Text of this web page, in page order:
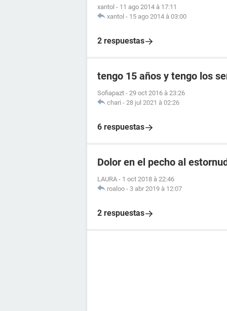
xantol - 11 ago 2014 à 17:11
xantol - 15 ago 2014 à 03:00
2 respuestas
tengo 15 años y tengo los
Sofiapazt - 29 oct 2016 à 23:26
chari - 28 jul 2021 à 02:26
6 respuestas
Dolor en el pecho al
LAURA - 1 oct 2018 à 22:46
roaloo - 3 abr 2019 à 12:07
2 respuestas